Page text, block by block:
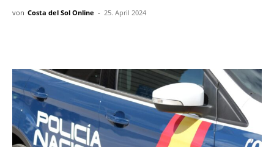
von Costa del Sol Online - 25. April 2024